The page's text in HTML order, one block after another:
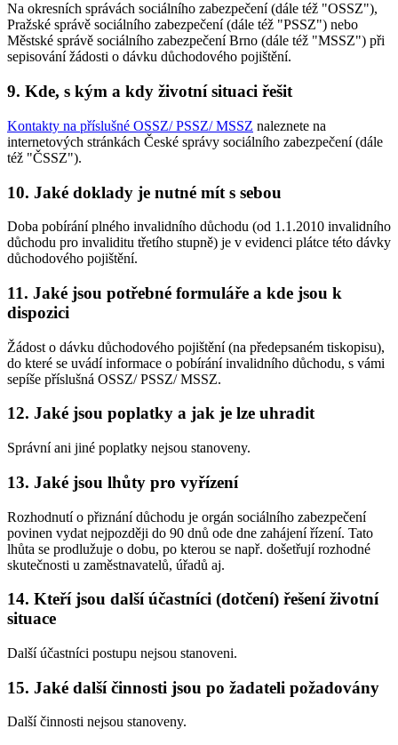
Na okresních správách sociálního zabezpečení (dále též "OSSZ"),
Pražské správě sociálního zabezpečení (dále též "PSSZ") nebo
Městské správě sociálního zabezpečení Brno (dále též "MSSZ") při
sepisování žádosti o dávku důchodového pojištění.
9. Kde, s kým a kdy životní situaci řešit
Kontakty na příslušné OSSZ/ PSSZ/ MSSZ naleznete na
internetových stránkách České správy sociálního zabezpečení (dále
též "ČSSZ").
10. Jaké doklady je nutné mít s sebou
Doba pobírání plného invalidního důchodu (od 1.1.2010 invalidního
důchodu pro invaliditu třetího stupně) je v evidenci plátce této dávky
důchodového pojištění.
11. Jaké jsou potřebné formuláře a kde jsou k
dispozici
Žádost o dávku důchodového pojištění (na předepsaném tiskopisu),
do které se uvádí informace o pobírání invalidního důchodu, s vámi
sepíše příslušná OSSZ/ PSSZ/ MSSZ.
12. Jaké jsou poplatky a jak je lze uhradit
Správní ani jiné poplatky nejsou stanoveny.
13. Jaké jsou lhůty pro vyřízení
Rozhodnutí o přiznání důchodu je orgán sociálního zabezpečení
povinen vydat nejpozději do 90 dnů ode dne zahájení řízení. Tato
lhůta se prodlužuje o dobu, po kterou se např. došetřují rozhodné
skutečnosti u zaměstnavatelů, úřadů aj.
14. Kteří jsou další účastníci (dotčení) řešení životní
situace
Další účastníci postupu nejsou stanoveni.
15. Jaké další činnosti jsou po žadateli požadovány
Další činnosti nejsou stanoveny.